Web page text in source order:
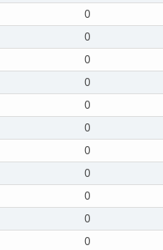
0
0
0
0
0
0
0
0
0
0
0